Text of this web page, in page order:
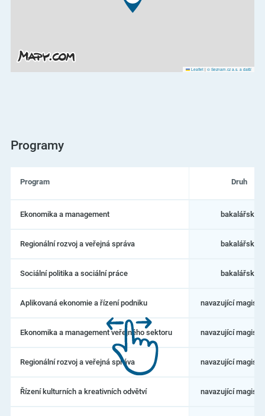
Leaflet | © Seznam.cz a.s. a další
Programy
programů
Jana
Purkyně
nad
Fakulta
Program Druh
Ekonomika a management bakalářský
Regionální rozvoj a veřejná správa bakalářský
Sociální politika a sociální práce bakalářský
Aplikovaná ekonomie a řízení podniku navazující
Ekonomika a management veřejného sektoru navazující
Regionální rozvoj a veřejná správa navazující
Řízení kulturních a kreativních odvětví navazující